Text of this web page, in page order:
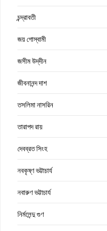
চন্দ্রাবতী
জয় গোস্বামী
জসীম উদ্‌দীন
জীবনানন্দ দাশ
তসলিমা নাসরিন
তারাপদ রায়
দেবব্রত সিংহ
নবকৃষ্ণ ভট্টাচার্য
নবারুণ ভট্টাচার্য
নির্মলেন্দু গুণ